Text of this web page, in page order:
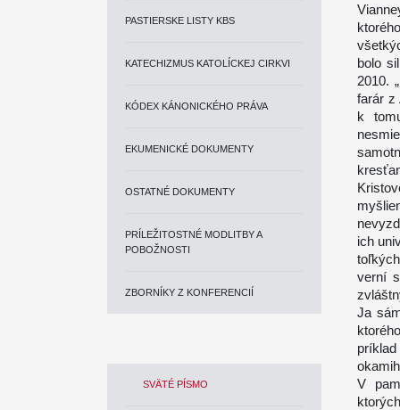
PASTIERSKE LISTY KBS
KATECHIZMUS KATOLÍCKEJ CIRKVI
KÓDEX KÁNONICKÉHO PRÁVA
EKUMENICKÉ DOKUMENTY
OSTATNÉ DOKUMENTY
PRÍLEŽITOSTNÉ MODLITBY A
POBOŽNOSTI
ZBORNÍKY Z KONFERENCIÍ
SVÄTÉ PÍSMO
bolo
2010.
farár z
k
ich
verní
Ja
V